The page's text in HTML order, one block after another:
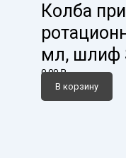
Колба
мл, шлиф
0,00₽
В корзину